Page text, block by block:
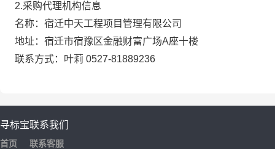
2.采购代理机构信息
名称：宿迁中天工程项目管理有限公司
地址：宿迁市宿豫区金融财富广场A座十楼
联系方式：叶莉 0527-81889236
寻标宝
首页
联系我们
联系客服